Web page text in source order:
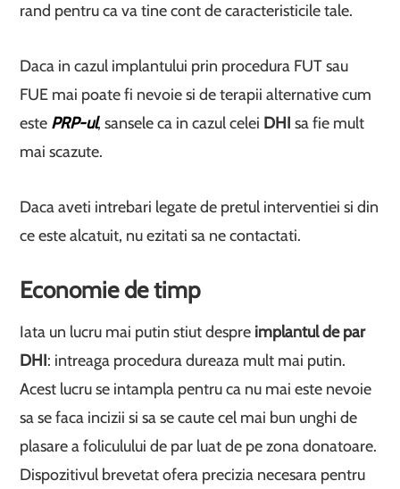
rand pentru ca va tine cont de caracteristicile tale.
Daca in cazul implantului prin procedura FUT sau
FUE mai poate fi nevoie si de terapii alternative cum
este PRP-ul, sansele ca in cazul celei DHI sa fie mult
mai scazute.
Daca aveti intrebari legate de pretul interventiei si din
ce este alcatuit, nu ezitati sa ne contactati.
Economie de timp
Iata un lucru mai putin stiut despre implantul de par
DHI: intreaga procedura dureaza mult mai putin.
Acest lucru se intampla pentru ca nu mai este nevoie
sa se faca incizii si sa se caute cel mai bun unghi de
plasare a foliculului de par luat de pe zona donatoare.
Dispozitivul brevetat ofera precizia necesara pentru